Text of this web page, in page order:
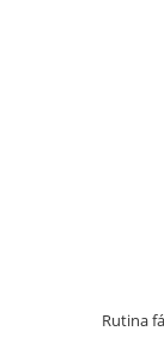
Rutina